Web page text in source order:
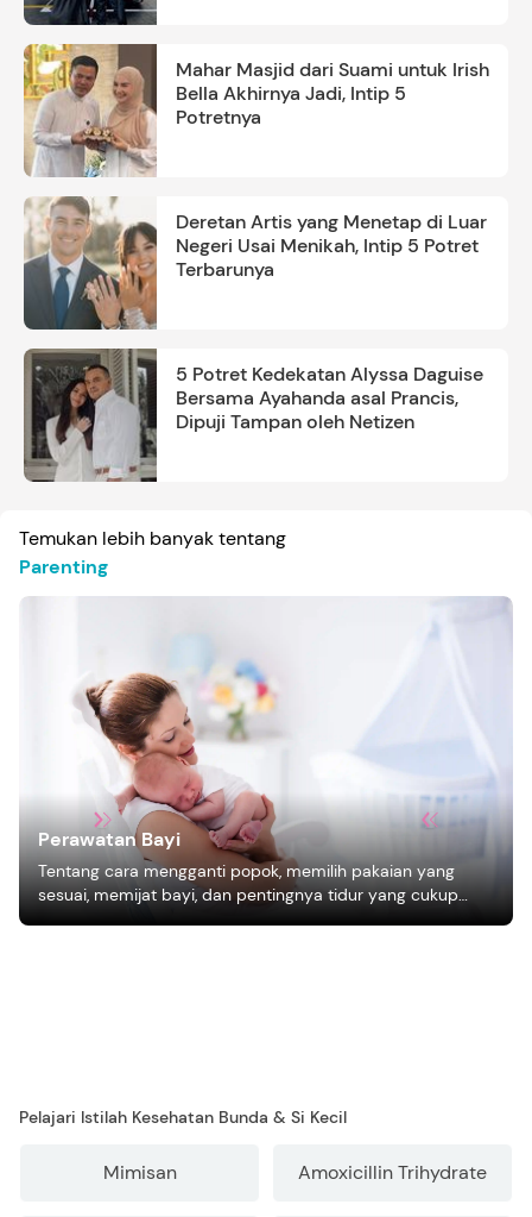
Mahar Masjid dari Suami untuk Irish
Bella Akhirnya Jadi, Intip 5
Potretnya
Deretan Artis yang Menetap di Luar
Negeri Usai Menikah, Intip 5 Potret
Terbarunya
5 Potret Kedekatan Alyssa Daguise
Bersama Ayahanda asal Prancis,
Dipuji Tampan oleh Netizen
Temukan lebih banyak tentang
Parenting
Perawatan Bayi
Tentang cara mengganti popok, memilih pakaian yang
sesuai, memijat bayi, dan pentingnya tidur yang cukup
bagi pertumbuhan bayi.
Pelajari Istilah Kesehatan Bunda & Si Kecil
Mimisan Amoxicillin Trihydrate